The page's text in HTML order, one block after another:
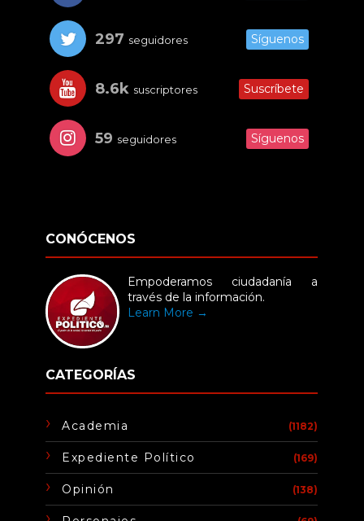
297 seguidores Síguenos
8.6k suscriptores Suscríbete
59 seguidores Síguenos
CONÓCENOS
Empoderamos ciudadanía a
través de la información.
Learn More →
CATEGORÍAS
Academia (1182)
Expediente Político (169)
Opinión (138)